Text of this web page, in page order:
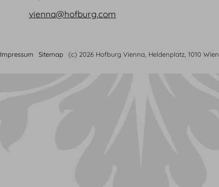
vienna@hofburg.com
Impressum Sitemap (c) 2026 Hofburg Vienna, Heldenplatz, 1010 Wien